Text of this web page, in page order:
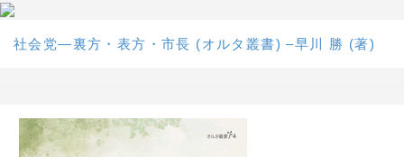
社会党―裏方・表方・市長 (オルタ叢書) –早川 勝 (著)